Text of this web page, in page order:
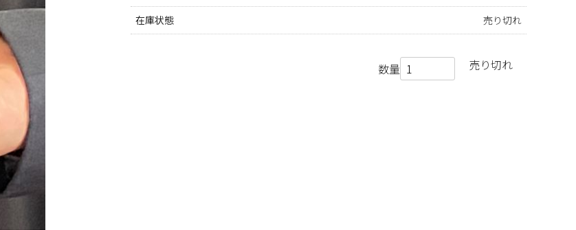
在庫状態 売り切れ
数量 売り切れ